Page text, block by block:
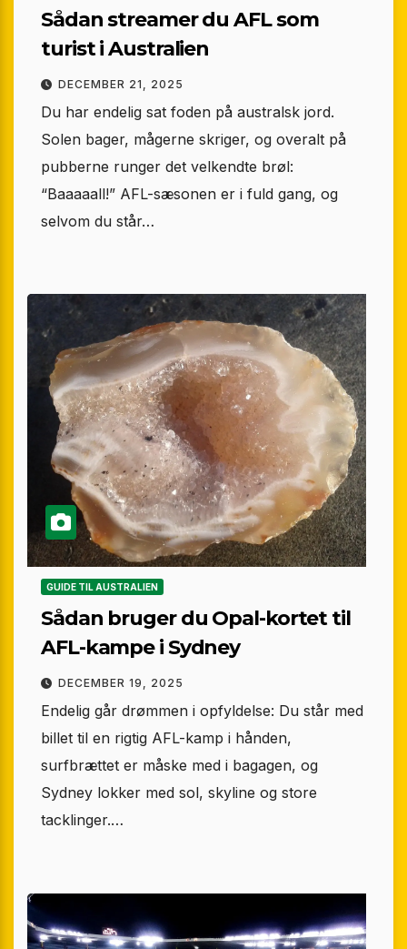
Sådan streamer du AFL som
turist i Australien
DECEMBER 21, 2025
Du har endelig sat foden på australsk jord.
Solen bager, mågerne skriger, og overalt på
pubberne runger det velkendte brøl:
“Baaaaall!” AFL-sæsonen er i fuld gang, og
selvom du står…
GUIDE TIL AUSTRALIEN
Sådan bruger du Opal-kortet til
AFL-kampe i Sydney
DECEMBER 19, 2025
Endelig går drømmen i opfyldelse: Du står med
billet til en rigtig AFL-kamp i hånden,
surfbrættet er måske med i bagagen, og
Sydney lokker med sol, skyline og store
tacklinger.…